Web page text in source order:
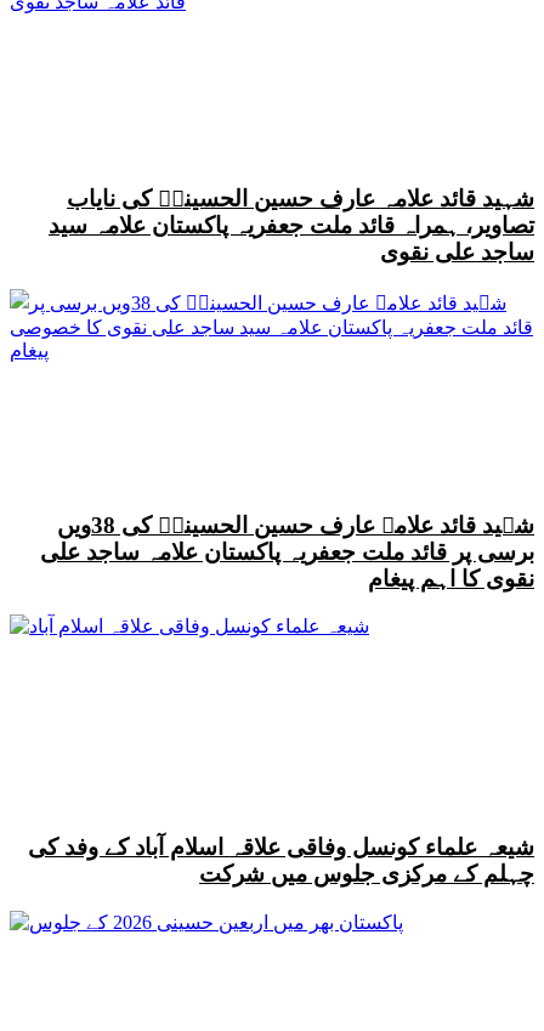
شہید قائد علامہ عارف حسین الحسینیؒ کی نایاب
تصاویر، ہمراہ قائد ملت جعفریہ پاکستان علامہ سید
ساجد علی نقوی
شہید قائد علامہ عارف حسین الحسینیؒ کی 38ویں
برسی پر قائد ملت جعفریہ پاکستان علامہ ساجد علی
نقوی کا اہم پیغام
شیعہ علماء کونسل وفاقی علاقہ اسلام آباد کے وفد کی
چہلم کے مرکزی جلوس میں شرکت